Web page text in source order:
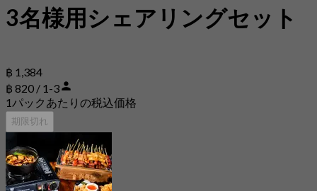
3名様用シェアリングセット
฿ 1,384
฿ 820 / 1-3
1パックあたりの税込価格
期限切れ